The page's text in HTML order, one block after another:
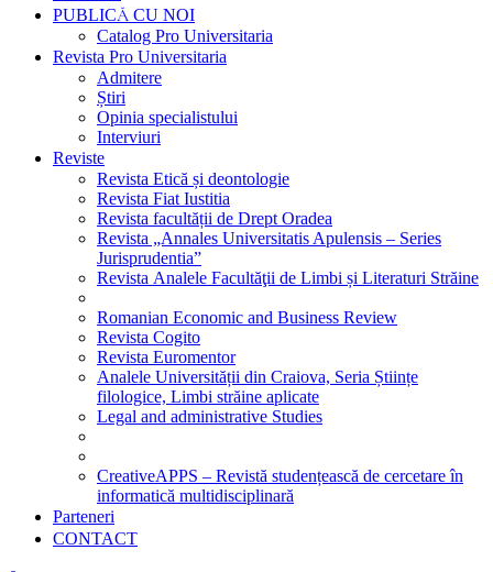
PUBLICĂ CU NOI
Catalog Pro Universitaria
Revista Pro Universitaria
Admitere
Știri
Opinia specialistului
Interviuri
Reviste
Revista Etică și deontologie
Revista Fiat Iustitia
Revista facultății de Drept Oradea
Revista „Annales Universitatis Apulensis – Series
Jurisprudentia”
Revista Analele Facultăţii de Limbi și Literaturi Străine
Romanian Economic and Business Review
Revista Cogito
Revista Euromentor
Analele Universității din Craiova, Seria Științe
filologice, Limbi străine aplicate
Legal and administrative Studies
CreativeAPPS – Revistă studențească de cercetare în
informatică multidisciplinară
Parteneri
CONTACT